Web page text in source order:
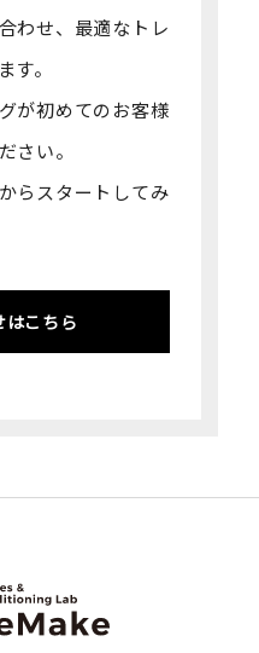
わせ、最適なトレ
す。
が初めてのお客様
さい。
らスタートしてみ
はこちら